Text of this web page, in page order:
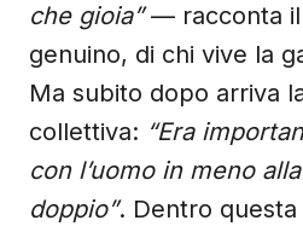
che gioia”— racconta il
genuino, di chi vive la
Ma subito dopo arriva
collettiva: “Era
con l’uomo in meno
doppio”. Dentro questa